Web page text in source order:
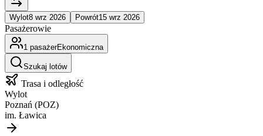
Wylot8 wrz 2026 Powrót15 wrz 2026
Pasażerowie
1 pasażerEkonomiczna
Szukaj lotów
Trasa i odległość
Wylot
Poznań (POZ)
im. Ławica